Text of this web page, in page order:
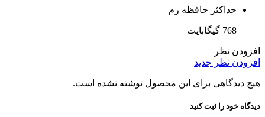
حداکثر حافظه رم
768 گیگابایت
افزودن نظر
افزودن نظر جدید
هیچ دیدگاهی برای این محصول نوشته نشده است.
دیدگاه خود را ثبت کنید